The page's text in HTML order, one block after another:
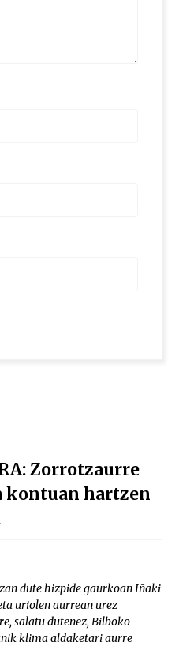
Zorrotzaurre
kontuan hartzen
dute hizpide gaurkoan Iñaki
uriolen aurrean urez
salatu dutenez, Bilboko
klima aldaketari aurre